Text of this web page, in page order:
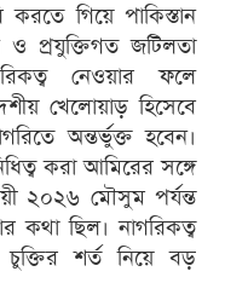
গিয়ে পাকিস্তান
প্রযুক্তিগত জটিলতা
নেওয়ার ফলে
খেলোয়াড় হিসেবে
অন্তর্ভুক্ত হবেন।
করা আমিরের সঙ্গে
২০২৬ মৌসুম পর্যন্ত
কথা ছিল। নাগরিকত্ব
চুক্তির শর্ত নিয়ে বড়